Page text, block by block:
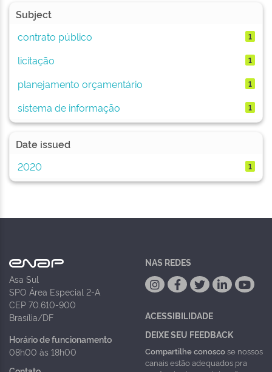
Subject
contrato público
1
licitação 1
planejamento orçamentário 1
sistema de informação 1
Date issued
2020
1
Asa Sul
SPO Área Especial 2-A
CEP 70.610-900
Brasília/DF
Horário de funcionamento
08h00 às 18h00
NAS REDES
ACESSIBILIDADE
DEIXE SEU FEEDBACK
Compartilhe conoscose nossos
canais estão adequados pra